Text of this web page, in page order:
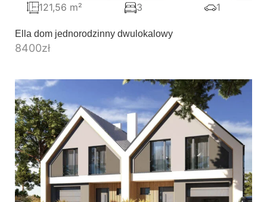
Ella dom jednorodzinny dwulokalowy
8400zł
121,56 m² 3 1